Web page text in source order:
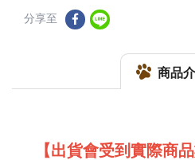
分享至
商品
【出貨會受到實際商